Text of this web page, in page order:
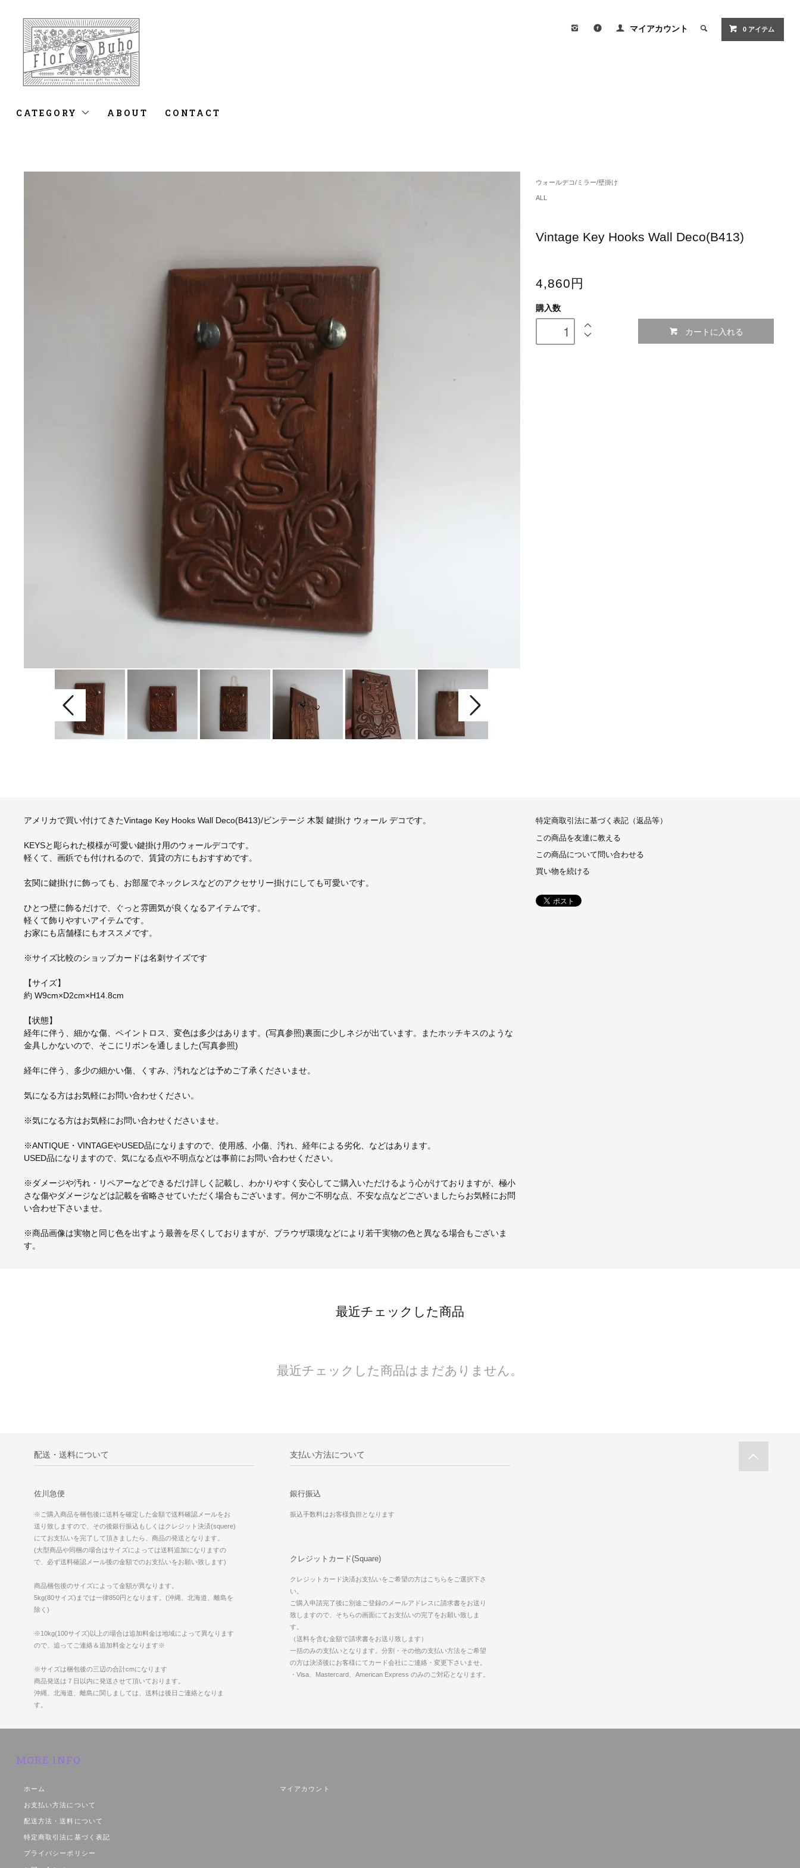
マイアカウント 0 アイテム
CATEGORY ABOUT CONTACT
ウォールデコ/ミラー/壁掛け
ALL
Vintage Key Hooks Wall Deco(B413)
4,860円
購入数
カートに入れる
アメリカで買い付けてきたVintage Key Hooks Wall Deco(B413)/ビンテージ 木製 鍵掛け ウォール デコです。
KEYSと彫られた模様が可愛い鍵掛け用のウォールデコです。
軽くて、画鋲でも付けれるので、賃貸の方にもおすすめです。
玄関に鍵掛けに飾っても、お部屋でネックレスなどのアクセサリー掛けにしても可愛いです。
ひとつ壁に飾るだけで、ぐっと雰囲気が良くなるアイテムです。
軽くて飾りやすいアイテムです。
お家にも店舗様にもオススメです。
※サイズ比較のショップカードは名刺サイズです
【サイズ】
約 W9cm×D2cm×H14.8cm
【状態】
経年に伴う、細かな傷、ペイントロス、変色は多少はあります。(写真参照)裏面に少しネジが出ています。またホッチキスのような
金具しかないので、そこにリボンを通しました(写真参照)
経年に伴う、多少の細かい傷、くすみ、汚れなどは予めご了承くださいませ。
気になる方はお気軽にお問い合わせください。
※気になる方はお気軽にお問い合わせくださいませ。
※ANTIQUE・VINTAGEやUSED品になりますので、使用感、小傷、汚れ、経年による劣化、などはあります。
USED品になりますので、気になる点や不明点などは事前にお問い合わせください。
※ダメージや汚れ・リペアーなどできるだけ詳しく記載し、わかりやすく安心してご購入いただけるよう心がけておりますが、極小
さな傷やダメージなどは記載を省略させていただく場合もございます。何かご不明な点、不安な点などございましたらお気軽にお問
い合わせ下さいませ。
※商品画像は実物と同じ色を出すよう最善を尽くしておりますが、ブラウザ環境などにより若干実物の色と異なる場合もございま
す。
特定商取引法に基づく表記（返品等）
この商品を友達に教える
この商品について問い合わせる
買い物を続ける
最近チェックした商品
最近チェックした商品はまだありません。
配送・送料について
佐川急便
※ご購入商品を梱包後に送料を確定した金額で送料確認メールをお
送り致しますので、その後銀行振込もしくはクレジット決済(squere)
にてお支払いを完了して頂きましたら、商品の発送となります。
(大型商品や同梱の場合はサイズによっては送料追加になりますの
で、必ず送料確認メール後の金額でのお支払いをお願い致します)
商品梱包後のサイズによって金額が異なります。
5kg(80サイズ)までは一律850円となります。(沖縄、北海道、離島を
除く)
※10kg(100サイズ)以上の場合は追加料金は地域によって異なります
ので、追ってご連絡＆追加料金となります※
※サイズは梱包後の三辺の合計cmになります
商品発送は７日以内に発送させて頂いております。
沖縄、北海道、離島に関しましては、送料は後日ご連絡となりま
す。
支払い方法について
銀行振込
振込手数料はお客様負担となります
クレジットカード(Square)
クレジットカード決済お支払いをご希望の方はこちらをご選択下さ
い。
ご購入申請完了後に別途ご登録のメールアドレスに請求書をお送り
致しますので、そちらの画面にてお支払いの完了をお願い致しま
す。
（送料を含む金額で請求書をお送り致します）
一括のみの支払いとなります。分割・その他の支払い方法をご希望
の方は決済後にお客様にてカード会社にご連絡・変更下さいませ。
・Visa、Mastercard、American Express のみのご対応となります。
MORE INFO
ホーム
お支払い方法について
配送方法・送料について
特定商取引法に基づく表記
プライバシーポリシー
マイアカウント